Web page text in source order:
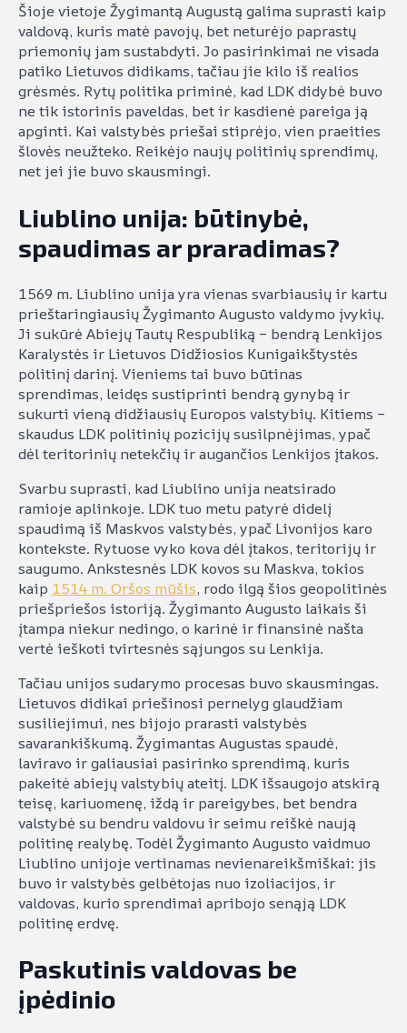
Šioje vietoje Žygimantą Augustą galima suprasti kaip
valdovą, kuris matė pavojų, bet neturėjo paprastų
priemonių jam sustabdyti. Jo pasirinkimai ne visada
patiko Lietuvos didikams, tačiau jie kilo iš realios
grėsmės. Rytų politika priminė, kad LDK didybė buvo
ne tik istorinis paveldas, bet ir kasdienė pareiga ją
apginti. Kai valstybės priešai stiprėjo, vien praeities
šlovės neužteko. Reikėjo naujų politinių sprendimų,
net jei jie buvo skausmingi.
Liublino unija: būtinybė,
spaudimas ar praradimas?
1569 m. Liublino unija yra vienas svarbiausių ir kartu
prieštaringiausių Žygimanto Augusto valdymo įvykių.
Ji sukūrė Abiejų Tautų Respubliką – bendrą Lenkijos
Karalystės ir Lietuvos Didžiosios Kunigaikštystės
politinį darinį. Vieniems tai buvo būtinas
sprendimas, leidęs sustiprinti bendrą gynybą ir
sukurti vieną didžiausių Europos valstybių. Kitiems –
skaudus LDK politinių pozicijų susilpnėjimas, ypač
dėl teritorinių netekčių ir augančios Lenkijos įtakos.
Svarbu suprasti, kad Liublino unija neatsirado
ramioje aplinkoje. LDK tuo metu patyrė didelį
spaudimą iš Maskvos valstybės, ypač Livonijos karo
kontekste. Rytuose vyko kova dėl įtakos, teritorijų ir
saugumo. Ankstesnės LDK kovos su Maskva, tokios
kaip 1514 m. Oršos mūšis, rodo ilgą šios geopolitinės
priešpriešos istoriją. Žygimanto Augusto laikais ši
įtampa niekur nedingo, o karinė ir finansinė našta
vertė ieškoti tvirtesnės sąjungos su Lenkija.
Tačiau unijos sudarymo procesas buvo skausmingas.
Lietuvos didikai priešinosi pernelyg glaudžiam
susiliejimui, nes bijojo prarasti valstybės
savarankiškumą. Žygimantas Augustas spaudė,
laviravo ir galiausiai pasirinko sprendimą, kuris
pakeitė abiejų valstybių ateitį. LDK išsaugojo atskirą
teisę, kariuomenę, iždą ir pareigybes, bet bendra
valstybė su bendru valdovu ir seimu reiškė naują
politinę realybę. Todėl Žygimanto Augusto vaidmuo
Liublino unijoje vertinamas nevienareikšmiškai: jis
buvo ir valstybės gelbėtojas nuo izoliacijos, ir
valdovas, kurio sprendimai apribojo senąją LDK
politinę erdvę.
Paskutinis valdovas be
įpėdinio